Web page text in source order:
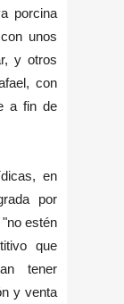
porcina
unos
y otros
con
a fin de
en
por
estén
que
tener
y venta